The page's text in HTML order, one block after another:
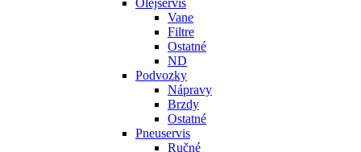
Olejservis
Vane
Filtre
Ostatné
ND
Podvozky
Nápravy
Brzdy
Ostatné
Pneuservis
Ručné